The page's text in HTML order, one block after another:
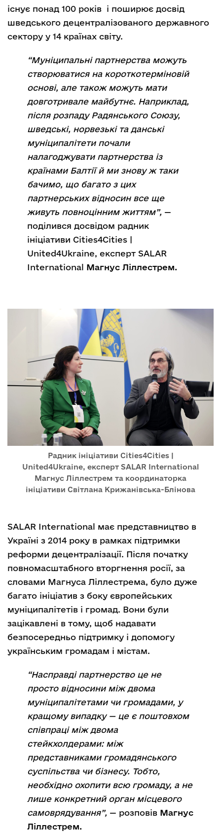
існує понад 100 років і поширює досвід
шведського децентралізованого державного
сектору у 14 країнах світу.
“Муніципальні партнерства можуть
створюватися на короткотерміновій
основі, але також можуть мати
довготривале майбутнє. Наприклад,
після розпаду Радянського Союзу,
шведські, норвезькі та данські
муніципалітети почали
налагоджувати партнерства із
країнами Балтії й ми знову ж таки
бачимо, що багато з цих
партнерських відносин все ще
живуть повноцінним життям”, —
поділився досвідом радник
ініціативи Сities4Cities |
United4Ukraine, експерт SALAR
International Магнус Ліллестрем.
Радник ініціативи Сities4Cities |
United4Ukraine, експерт SALAR International
Магнус Ліллестрем та координаторка
ініціативи Світлана Крижанівська-Блінова
SALAR International має представництво в
Україні з 2014 року в рамках підтримки
реформи децентралізації. Після початку
повномасштабного вторгнення росії, за
словами Магнуса Ліллестрема, було дуже
багато ініціатив з боку європейських
муніципалітетів і громад. Вони були
зацікавлені в тому, щоб надавати
безпосередньо підтримку і допомогу
українським громадам і містам.
“Насправді партнерство це не
просто відносини між двома
муніципалітетами чи громадами, у
кращому випадку — це є поштовхом
співпраці між двома
стейкхолдерами: між
представниками громадянського
суспільства чи бізнесу. Тобто,
необхідно охопити всю громаду, а не
лише конкретний орган місцевого
самоврядування”, — розповів Магнус
Ліллестрем.